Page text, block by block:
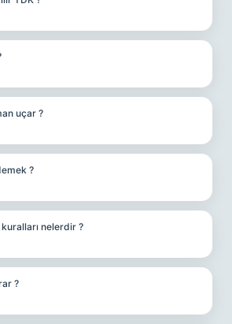
uçar ?
?
nelerdir ?
?